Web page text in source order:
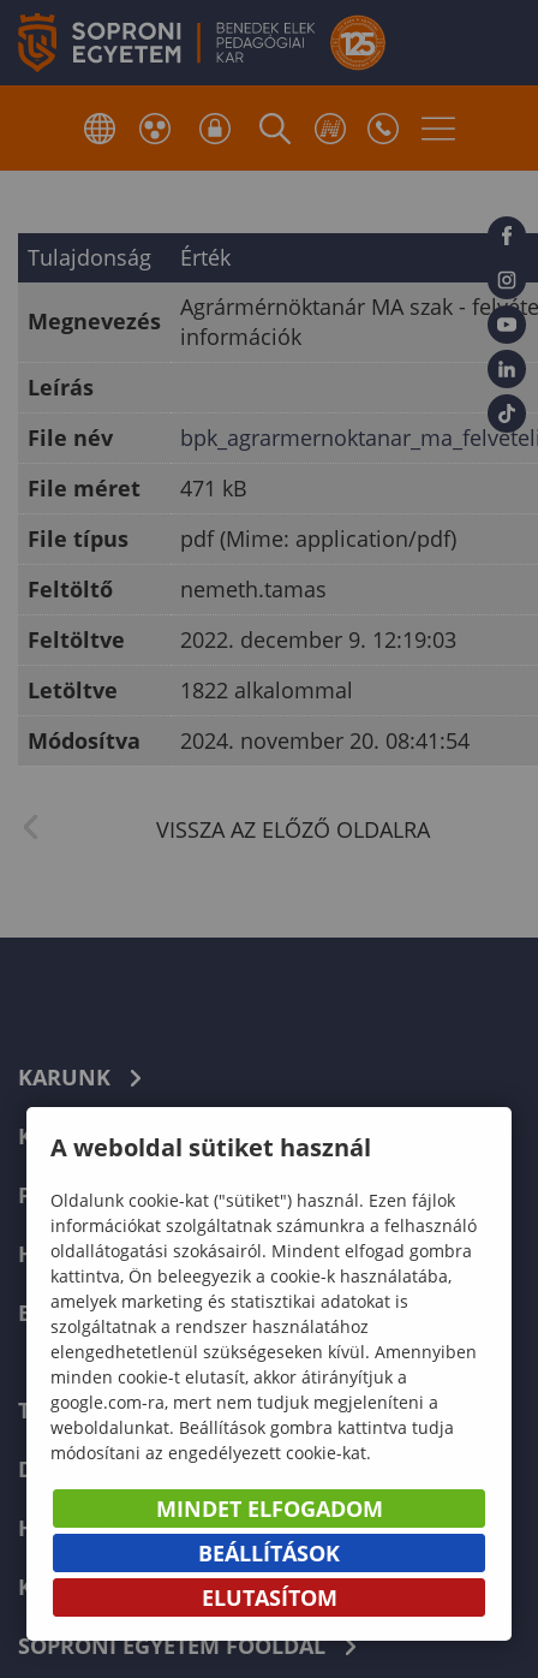
Tulajdonság Érték
Megnevezés
Agrármérnöktanár MA szak -
információk
Leírás
File név
File méret
471 kB
File típus
pdf (Mime: application/pdf)
Feltöltő
nemeth.tamas
Feltöltve
2022. december 9. 12:19:03
Letöltve
1822 alkalommal
Módosítva
2024. november 20. 08:41:54
KARUNK
KÉPZÉSEK
FELVÉTELIZŐKNEK
HALLGATÓKNAK
ERASMUS+
TELEFONKÖNYV
DOKUMENTUMOK
HÍREK
KAPCSOLAT
SOPRONI EGYETEM FŐOLDAL
A weboldal sütiket használ
Oldalunk cookie-kat ("sütiket") használ. Ezen fájlok
információkat szolgáltatnak számunkra a felhasználó
oldallátogatási szokásairól. Mindent elfogad gombra
kattintva, Ön beleegyezik a cookie-k használatába,
amelyek marketing és statisztikai adatokat is
szolgáltatnak a rendszer használatához
elengedhetetlenül szükségeseken kívül. Amennyiben
minden cookie-t elutasít, akkor átirányítjuk a
google.com-ra, mert nem tudjuk megjeleníteni a
weboldalunkat. Beállítások gombra kattintva tudja
módosítani az engedélyezett cookie-kat.
MINDET ELFOGADOM
BEÁLLÍTÁSOK
ELUTASÍTOM